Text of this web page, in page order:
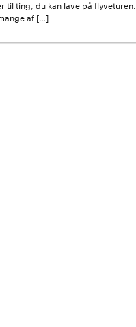
til ting, du kan lave på flyveturen.
af […]